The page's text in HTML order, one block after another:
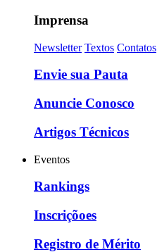
Imprensa
Newsletter Textos Contatos
Envie sua Pauta
Anuncie Conosco
Artigos Técnicos
Eventos
Rankings
Inscriçõoes
Registro de Mérito